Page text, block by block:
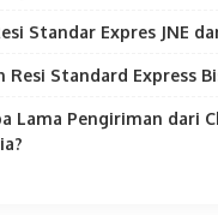
Standar Expres JNE
Resi Standard Express
Lama Pengiriman dari